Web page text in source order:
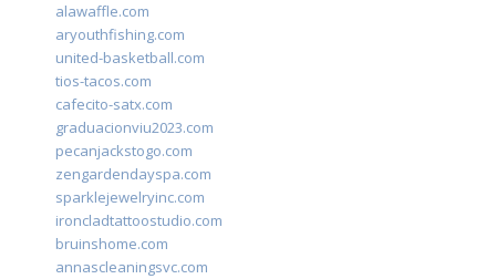
alawaffle.com
aryouthfishing.com
united-basketball.com
tios-tacos.com
cafecito-satx.com
graduacionviu2023.com
pecanjackstogo.com
zengardendayspa.com
sparklejewelryinc.com
ironcladtattoostudio.com
bruinshome.com
annascleaningsvc.com